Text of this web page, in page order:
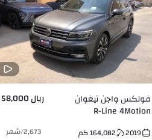
فولكس واجن تيغوان
R-Line 4Motion
ريال 58,000
2019
164,082كم 2,673
/شهر